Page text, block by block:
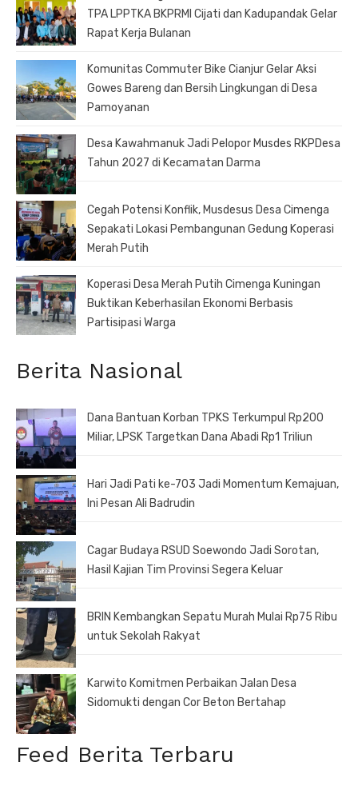
TPA LPPTKA BKPRMI Cijati dan Kadupandak Gelar
Rapat Kerja Bulanan
Komunitas Commuter Bike Cianjur Gelar Aksi
Gowes Bareng dan Bersih Lingkungan di Desa
Pamoyanan
Desa Kawahmanuk Jadi Pelopor Musdes RKPDesa
Tahun 2027 di Kecamatan Darma
Cegah Potensi Konflik, Musdesus Desa Cimenga
Sepakati Lokasi Pembangunan Gedung Koperasi
Merah Putih
Koperasi Desa Merah Putih Cimenga Kuningan
Buktikan Keberhasilan Ekonomi Berbasis
Partisipasi Warga
Berita Nasional
Dana Bantuan Korban TPKS Terkumpul Rp200
Miliar, LPSK Targetkan Dana Abadi Rp1 Triliun
Hari Jadi Pati ke-703 Jadi Momentum Kemajuan,
Ini Pesan Ali Badrudin
Cagar Budaya RSUD Soewondo Jadi Sorotan,
Hasil Kajian Tim Provinsi Segera Keluar
BRIN Kembangkan Sepatu Murah Mulai Rp75 Ribu
untuk Sekolah Rakyat
Karwito Komitmen Perbaikan Jalan Desa
Sidomukti dengan Cor Beton Bertahap
Feed Berita Terbaru